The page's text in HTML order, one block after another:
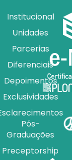
Institucional
Unidades
Parcerias
Diferenciais
Depoimentos
Exclusividades
Pós-
Graduações
Preceptorship